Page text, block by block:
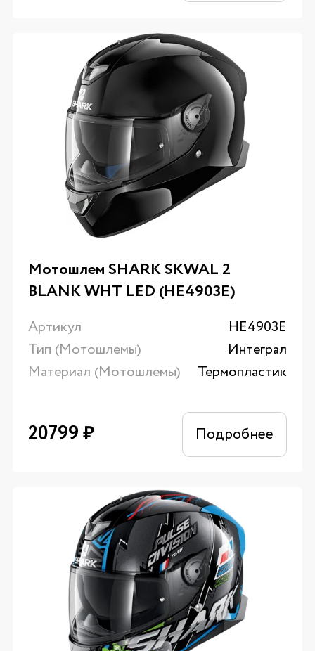
Мотошлем SHARK SKWAL 2
BLANK WHT LED (HE4903E)
Артикул
HE4903E
Тип (Мотошлемы)
Интеграл
Материал (Мотошлемы)
Термопластик
20799₽ Подробнее